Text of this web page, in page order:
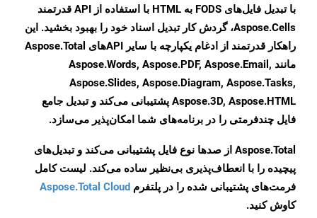
با تبدیل فایل‌های FODS به HTML با استفاده از API قدرتمند
Aspose.Cells، گردش کار تبدیل اسناد خود را بهبود بخشید. این
راهکار قدرتمند از ادغام یکپارچه با سایر APIهای Aspose.Total
مانند Aspose.Words, Aspose.PDF, Aspose.Email,
Aspose.Slides, Aspose.Diagram, Aspose.Tasks,
Aspose.3D, Aspose.HTML پشتیبانی می‌کند و تبدیل جامع
فایل چندفرمتی را در برنامه‌های شما امکان‌پذیر می‌سازد.
Aspose.Total از صدها نوع فایل پشتیبانی می‌کند و تبدیل‌های
پیچیده را با انعطاف‌پذیری بی‌نظیر ساده می‌کند. لیست کامل
فرمت‌های پشتیبانی شده را در پلتفرم Aspose.Total Cloud
کاوش کنید.